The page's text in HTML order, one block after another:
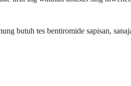
butuh tes bentiromide sapisan,